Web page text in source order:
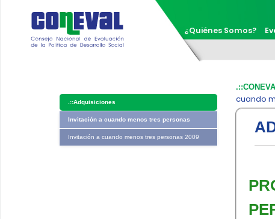
¿Quiénes Somos?
.::Adquisiciones
Invitación a cuando menos tres personas
Invitación a cuando menos tres personas 2009
cuando